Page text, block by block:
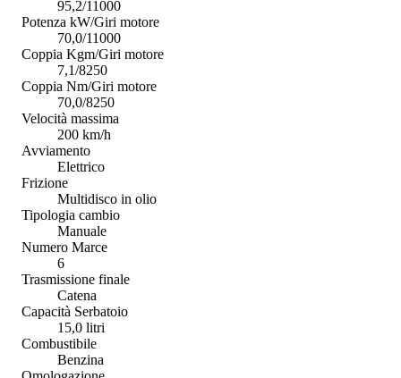
95,2/11000
Potenza kW/Giri motore
70,0/11000
Coppia Kgm/Giri motore
7,1/8250
Coppia Nm/Giri motore
70,0/8250
Velocità massima
200 km/h
Avviamento
Elettrico
Frizione
Multidisco in olio
Tipologia cambio
Manuale
Numero Marce
6
Trasmissione finale
Catena
Capacità Serbatoio
15,0 litri
Combustibile
Benzina